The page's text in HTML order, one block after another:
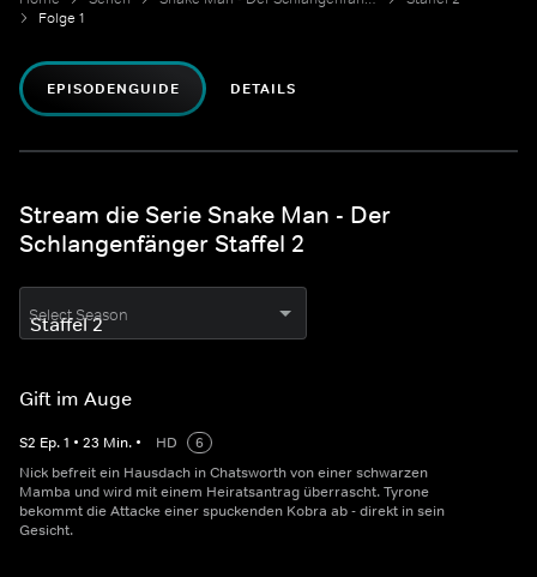
Folge 1
EPISODENGUIDE DETAILS
Stream die Serie Snake Man - Der
Schlangenfänger Staffel 2
Select Season
Gift im Auge
S2 Ep.1 • 23 Min. • HD
6
Nick befreit ein Hausdach in Chatsworth von einer schwarzen
Mamba und wird mit einem Heiratsantrag überrascht. Tyrone
bekommt die Attacke einer spuckenden Kobra ab - direkt in sein
Gesicht.